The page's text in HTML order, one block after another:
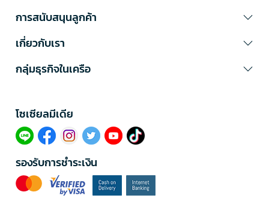
การสนับสนุนลูกค้า
เกี่ยวกับเรา
กลุ่มธุรกิจในเครือ
โซเซียลมีเดีย​
รองรับการชำระเงิน